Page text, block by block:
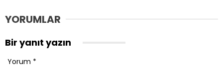
YORUMLAR
Bir yanıt yazın
Yorum *